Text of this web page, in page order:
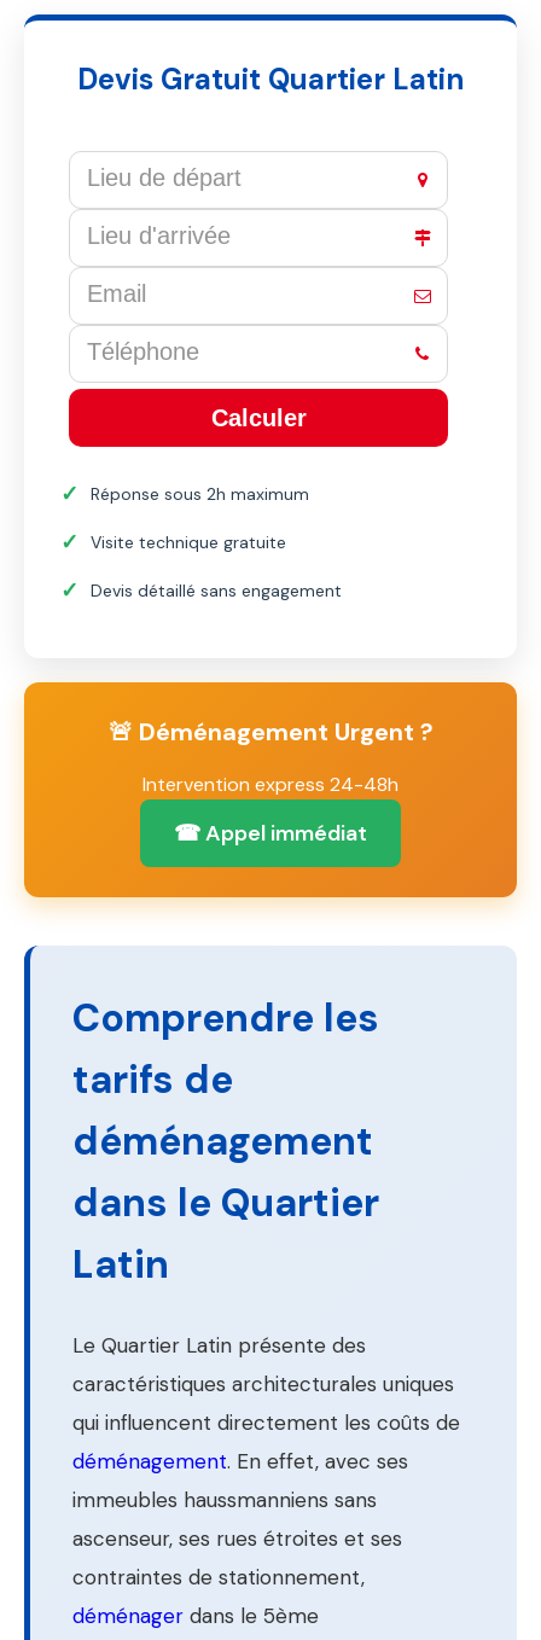
Devis Gratuit Quartier Latin
Calculer
field
left
Réponse sous 2h maximum
Visite technique gratuite
Devis détaillé sans engagement
🚨 Déménagement Urgent ?
Intervention express 24-48h
☎ Appel immédiat
Comprendre les
tarifs de
déménagement
dans le Quartier
Latin
Le Quartier Latin présente des
caractéristiques architecturales uniques
qui influencent directement les coûts de
déménagement. En effet, avec ses
immeubles haussmanniens sans
ascenseur, ses rues étroites et ses
contraintes de stationnement,
déménager dans le 5ème